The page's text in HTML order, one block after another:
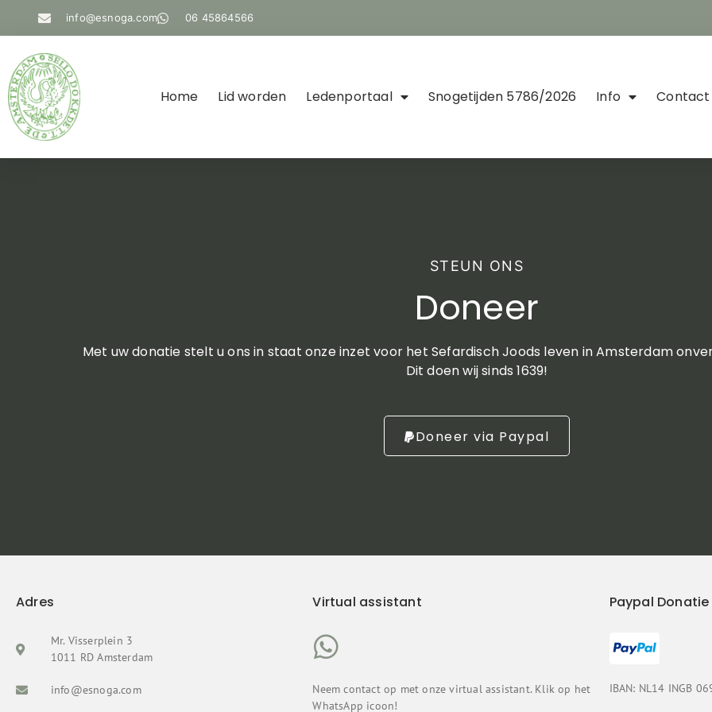
info@esnoga.com 06 45864566
Home Lid worden Ledenportaal Snogetijden 5786/2026 Info Contact
STEUN ONS
Doneer
Met uw donatie stelt u ons in staat onze inzet voor het Sefardisch Joods leven in Amsterdam
Dit doen wij sinds 1639!
Doneer via Paypal
Adres
Mr. Visserplein 3
1011 RD Amsterdam
info@esnoga.com
Virtual assistant
Neem contact op met onze virtual assistant. Klik op het
WhatsApp icoon!
Paypal Donatie
IBAN: NL14 INGB